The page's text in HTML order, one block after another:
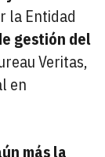
la Entidad
gestión del
Veritas,
en
más la